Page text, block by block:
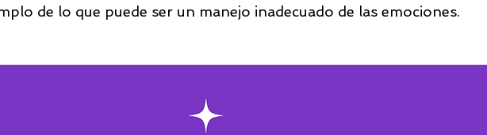
de lo que puede ser un manejo inadecuado de las emociones.